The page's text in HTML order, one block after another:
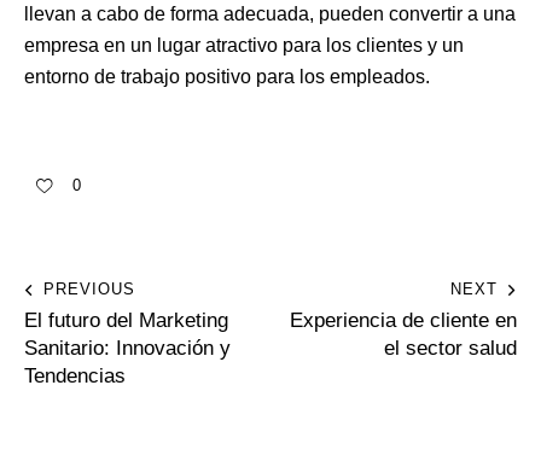
llevan a cabo de forma adecuada, pueden convertir a una
empresa en un lugar atractivo para los clientes y un
entorno de trabajo positivo para los empleados.
0
PREVIOUS
El futuro del Marketing
Sanitario: Innovación y
Tendencias
NEXT
Experiencia de cliente en
el sector salud